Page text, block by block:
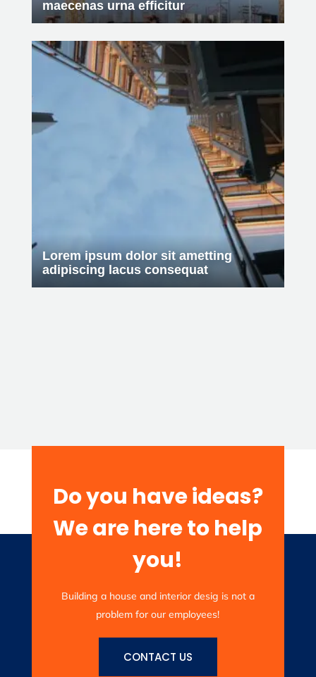
maecenas urna efficitur
Lorem ipsum dolor sit ametting
adipiscing lacus consequat
Do you have ideas?
We are here to help
you!
Building a house and interior desig is not a
problem for our employees!
CONTACT US